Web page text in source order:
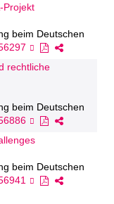
Projekt
beim Deutschen
rechtliche
beim Deutschen
beim Deutschen